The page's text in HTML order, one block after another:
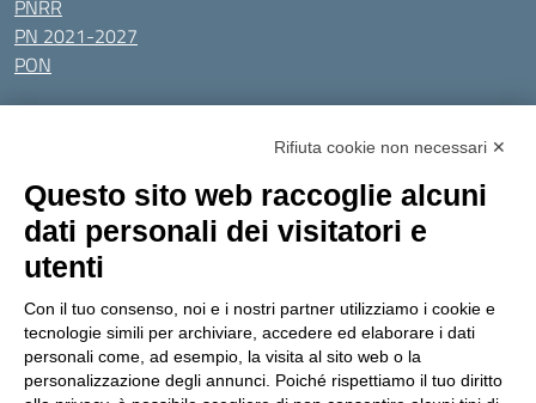
PNRR
PN 2021-2027
PON
Tutti gli argomenti
Amministrazione Trasparente
Privacy Policy
Dichiarazione di accessibilitàObiettivi di accessibilità
Seguici su:
Indirizzo:Via Gaetano Donizetti 30, Collegno
Centralino:0114053925 Email: toic8cg002@istruzione.it
Posta elettronica certificata (PEC):toic8cg002@pec.istruzione.it
Rifiuta cookie non necessari ✕
Questo sito web raccoglie alcuni
dati personali dei visitatori e
utenti
Con il tuo consenso, noi e i nostri partner utilizziamo i cookie e
tecnologie simili per archiviare, accedere ed elaborare i dati
personali come, ad esempio, la visita al sito web o la
personalizzazione degli annunci. Poiché rispettiamo il tuo diritto